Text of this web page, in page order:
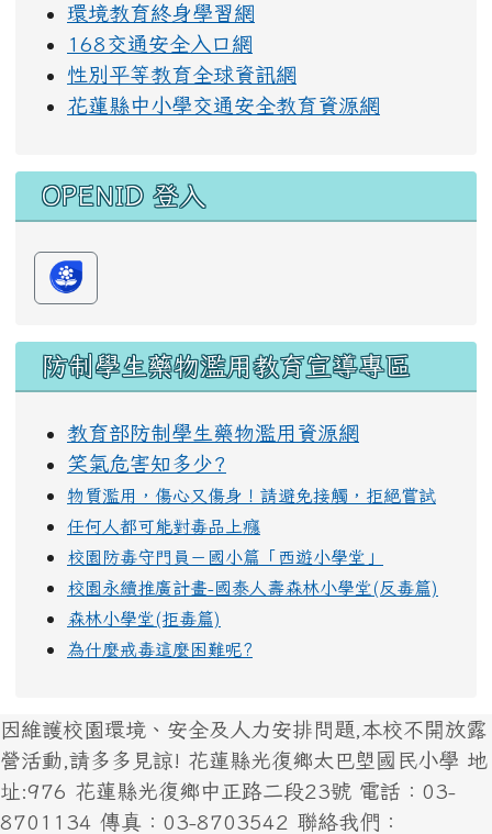
環境教育終身學習網
168交通安全入口網
性別平等教育全球資訊網
花蓮縣中小學交通安全教育資源網
OPENID 登入
防制學生藥物濫用教育宣導專區
教育部防制學生藥物濫用資源網
笑氣危害知多少?
物質濫用，傷心又傷身！請避免接觸，拒絕嘗試
任何人都可能對毒品上癮
校園防毒守門員－國小篇「西遊小學堂」
校園永續推廣計畫-國泰人壽森林小學堂(反毒篇)
森林小學堂(拒毒篇)
為什麼戒毒這麼困難呢?
因維護校園環境、安全及人力安排問題,本校不開放露
營活動,請多多見諒! 花蓮縣光復鄉太巴塱國民小學 地
址:976 花蓮縣光復鄉中正路二段23號 電話：03-
8701134 傳真：03-8703542 聯絡我們：